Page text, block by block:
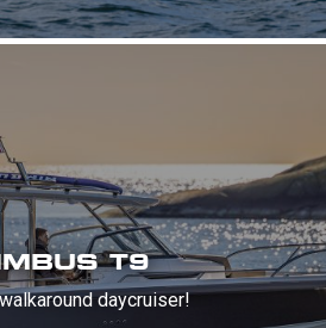
T9
daycruiser!